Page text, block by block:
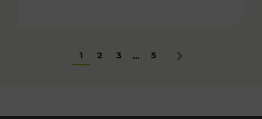
1 2 3 ... 5 Nächstes